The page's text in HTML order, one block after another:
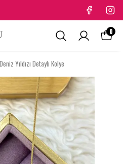
0
Yıldızı Detaylı Kolye